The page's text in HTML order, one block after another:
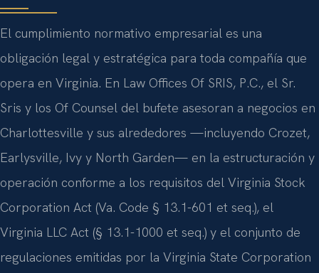
El cumplimiento normativo empresarial es una
obligación legal y estratégica para toda compañía que
opera en Virginia. En Law Offices Of SRIS, P.C., el Sr.
Sris y los Of Counsel del bufete asesoran a negocios en
Charlottesville y sus alrededores —incluyendo Crozet,
Earlysville, Ivy y North Garden— en la estructuración y
operación conforme a los requisitos del Virginia Stock
Corporation Act (Va. Code § 13.1-601 et seq.), el
Virginia LLC Act (§ 13.1-1000 et seq.) y el conjunto de
regulaciones emitidas por la Virginia State Corporation